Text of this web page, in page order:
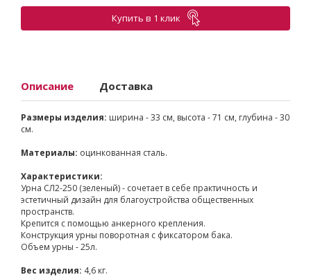
Купить в 1 клик
Описание Доставка
Размеры изделия: ширина - 33 см, высота - 71 см, глубина - 30
см.
Материалы: оцинкованная сталь.
Характеристики:
Урна СЛ2-250 (зеленый) - сочетает в себе практичность и
эстетичный дизайн для благоустройства общественных
пространств.
Крепится с помощью анкерного крепления.
Конструкция урны поворотная с фиксатором бака.
Объем урны - 25л.
Вес изделия: 4,6 кг.